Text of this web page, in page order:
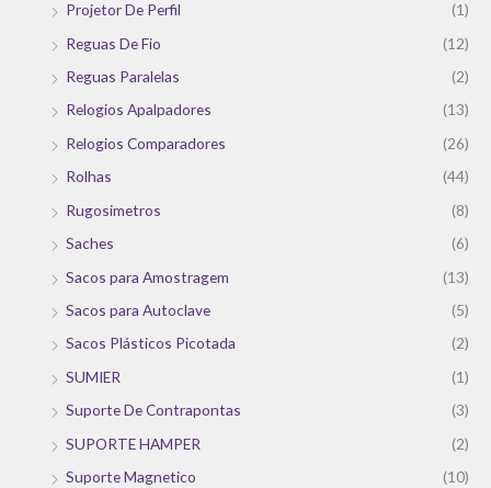
Projetor De Perfil
(1)
Reguas De Fio
(12)
Reguas Paralelas
(2)
Relogios Apalpadores
(13)
Relogios Comparadores
(26)
Rolhas
(44)
Rugosimetros
(8)
Saches
(6)
Sacos para Amostragem
(13)
Sacos para Autoclave
(5)
Sacos Plásticos Picotada
(2)
SUMIER
(1)
Suporte De Contrapontas
(3)
SUPORTE HAMPER
(2)
Suporte Magnetico
(10)